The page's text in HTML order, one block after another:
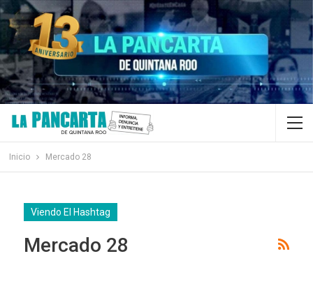
Inicio Mercado 28
Viendo El Hashtag
Mercado 28